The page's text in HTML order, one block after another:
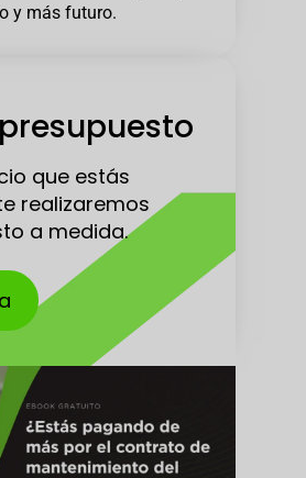
y más futuro.
que estás
realizaremos
a medida.